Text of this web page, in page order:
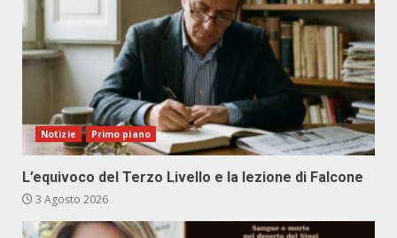
Notizie Primo piano
L’equivoco del Terzo Livello e la lezione di Falcone
3 Agosto 2026